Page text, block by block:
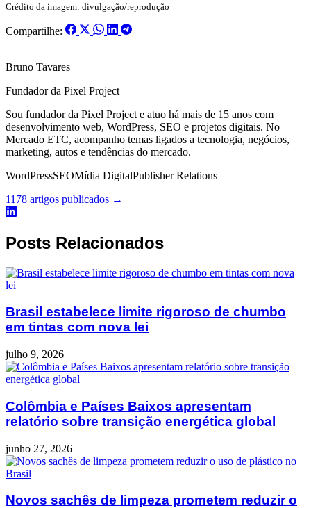
Crédito da imagem: divulgação/reprodução
Compartilhe:
Bruno Tavares
Fundador da Pixel Project
Sou fundador da Pixel Project e atuo há mais de 15 anos com
desenvolvimento web, WordPress, SEO e projetos digitais. No
Mercado ETC, acompanho temas ligados a tecnologia, negócios,
marketing, autos e tendências do mercado.
WordPressSEOMídia DigitalPublisher Relations
1178 artigos publicados →
Posts Relacionados
Brasil estabelece limite rigoroso de chumbo
em tintas com nova lei
julho 9, 2026
Colômbia e Países Baixos apresentam
relatório sobre transição energética global
junho 27, 2026
Novos sachês de limpeza prometem reduzir o